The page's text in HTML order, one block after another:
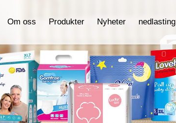
Om oss Produkter Nyheter nedlasting